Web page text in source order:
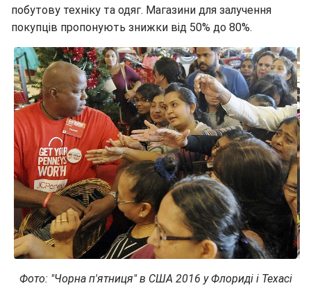
побутову техніку та одяг. Магазини для залучення
покупців пропонують знижки від 50% до 80%.
Фото: "Чорна п'ятниця" в США 2016 у Флориді і Техасі